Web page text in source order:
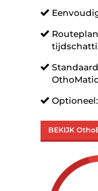
OthoMatic
BEKIJK